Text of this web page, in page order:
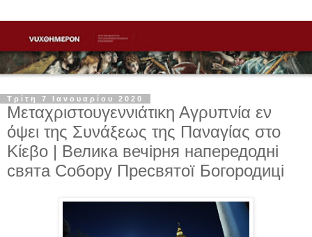
Τρίτη 7 Ιανουαρίου 2020
Μεταχριστουγεννιάτικη Αγρυπνία εν
όψει της Συνάξεως της Παναγίας στο
Κίεβο | Велика вечірня напередодні
свята Собору Пресвятої Богородиці